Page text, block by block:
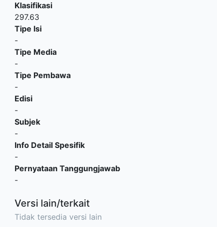
Klasifikasi
297.63
Tipe Isi
-
Tipe Media
-
Tipe Pembawa
-
Edisi
-
Subjek
-
Info Detail Spesifik
-
Pernyataan Tanggungjawab
-
Versi lain/terkait
Tidak tersedia versi lain